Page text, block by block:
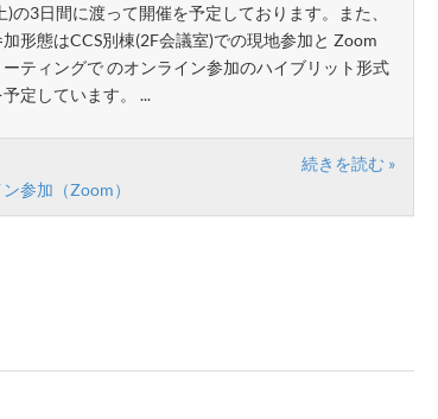
)の3日間に渡って開催を予定しております。また、
加形態はCCS別棟(2F会議室)での現地参加と Zoom
ーティングで のオンライン参加のハイブリット形式
予定しています。 ...
参加（Zoom）
続きを読む »